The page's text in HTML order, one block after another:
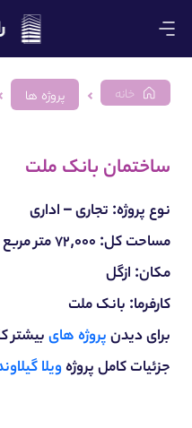
خانه پروژه ها
ساختمان بانک ملت
نوع پروژه: تجاری – اداری
مساحت کل: ۷۲,۰۰۰ متر مربع
مکان: ازگل
کارفرما: بانک ملت
برای دیدن پروژه های بیشتر
جزئیات کامل پروژه ویلا